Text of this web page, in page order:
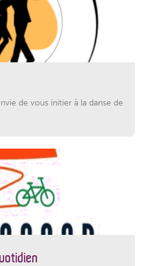
de vous initier à la danse de